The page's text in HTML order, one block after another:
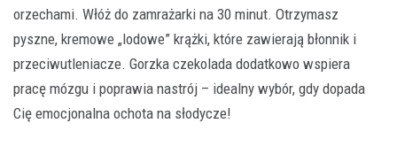
orzechami. Włóż do zamrażarki na 30 minut. Otrzymasz
pyszne, kremowe „lodowe” krążki, które zawierają błonnik i
przeciwutleniacze. Gorzka czekolada dodatkowo wspiera
pracę mózgu i poprawia nastrój – idealny wybór, gdy dopada
Cię emocjonalna ochota na słodycze!